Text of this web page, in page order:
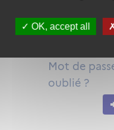
OK, accept all
Mot de
oublié ?